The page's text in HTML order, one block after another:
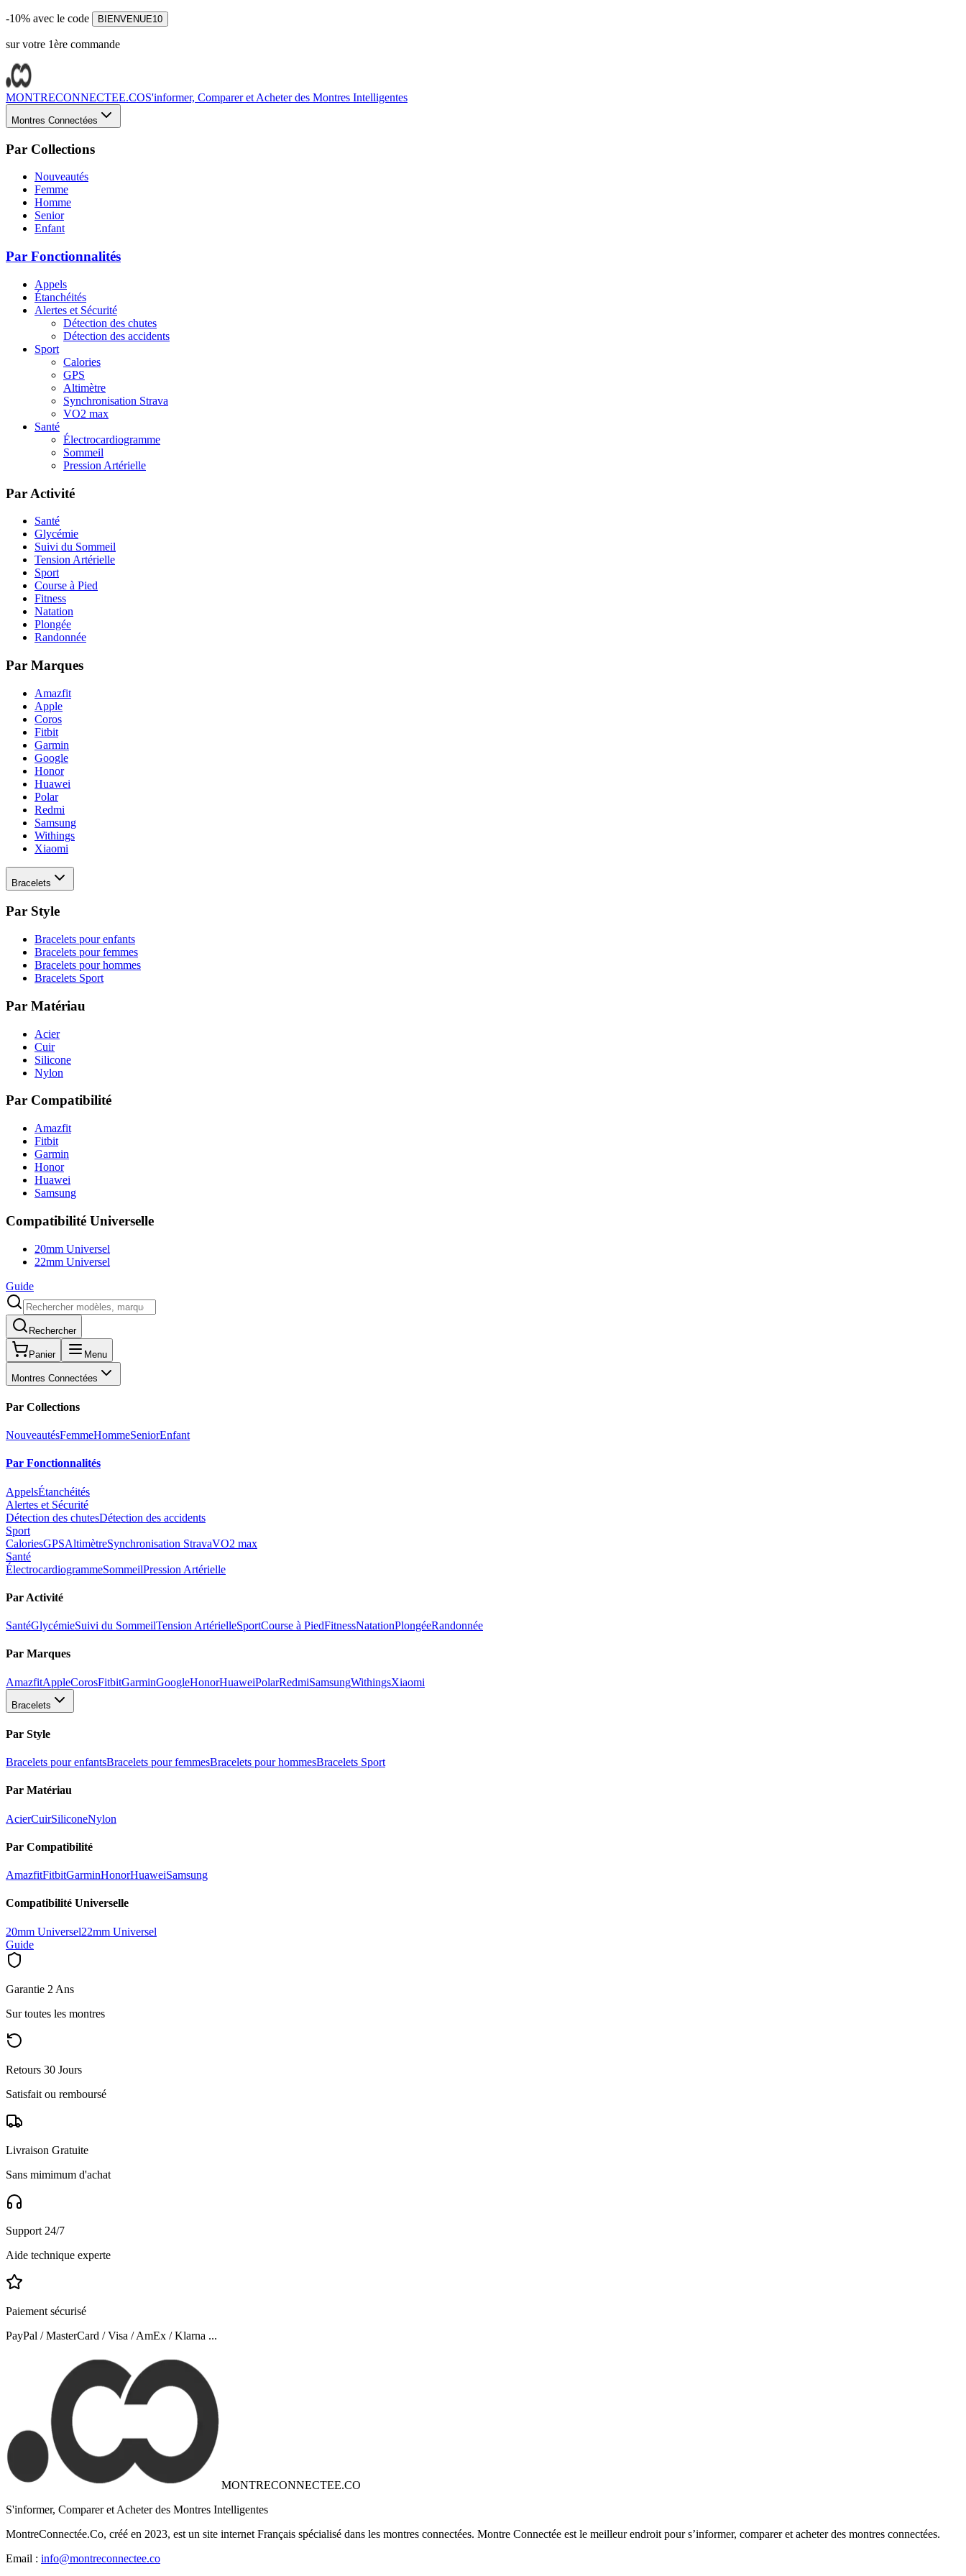
-10% avec le code BIENVENUE10
sur votre 1ère commande
MONTRECONNECTEE.COS'informer, Comparer et Acheter des Montres Intelligentes
Montres Connectées
Par Collections
Nouveautés
Femme
Homme
Senior
Enfant
Par Fonctionnalités
Appels
Étanchéités
Alertes et Sécurité
Détection des chutes
Détection des accidents
Sport
Calories
GPS
Altimètre
Synchronisation Strava
VO2 max
Santé
Électrocardiogramme
Sommeil
Pression Artérielle
Par Activité
Santé
Glycémie
Suivi du Sommeil
Tension Artérielle
Sport
Course à Pied
Fitness
Natation
Plongée
Randonnée
Par Marques
Amazfit
Apple
Coros
Fitbit
Garmin
Google
Honor
Huawei
Polar
Redmi
Samsung
Withings
Xiaomi
Bracelets
Par Style
Bracelets pour enfants
Bracelets pour femmes
Bracelets pour hommes
Bracelets Sport
Par Matériau
Acier
Cuir
Silicone
Nylon
Par Compatibilité
Amazfit
Fitbit
Garmin
Honor
Huawei
Samsung
Compatibilité Universelle
20mm Universel
22mm Universel
Guide
Rechercher
Panier Menu
Montres Connectées
Par Collections
NouveautésFemmeHommeSeniorEnfant
Par Fonctionnalités
AppelsÉtanchéités
Alertes et Sécurité
Détection des chutesDétection des accidents
Sport
CaloriesGPSAltimètreSynchronisation StravaVO2 max
Santé
ÉlectrocardiogrammeSommeilPression Artérielle
Par Activité
SantéGlycémieSuivi du SommeilTension ArtérielleSportCourse à PiedFitnessNatationPlongéeRandonnée
Par Marques
AmazfitAppleCorosFitbitGarminGoogleHonorHuaweiPolarRedmiSamsungWithingsXiaomi
Bracelets
Par Style
Bracelets pour enfantsBracelets pour femmesBracelets pour hommesBracelets Sport
Par Matériau
AcierCuirSiliconeNylon
Par Compatibilité
AmazfitFitbitGarminHonorHuaweiSamsung
Compatibilité Universelle
20mm Universel22mm Universel
Guide
Garantie 2 Ans
Sur toutes les montres
Retours 30 Jours
Satisfait ou remboursé
Livraison Gratuite
Sans mimimum d'achat
Support 24/7
Aide technique experte
Paiement sécurisé
PayPal / MasterCard / Visa / AmEx / Klarna ...
MONTRECONNECTEE.CO
S'informer, Comparer et Acheter des Montres Intelligentes
MontreConnectée.Co, créé en 2023, est un site internet Français spécialisé dans les montres connectées. Montre Connectée est le meilleur endroit pour s’informer, comparer et acheter des montres connectées.
Email : info@montreconnectee.co